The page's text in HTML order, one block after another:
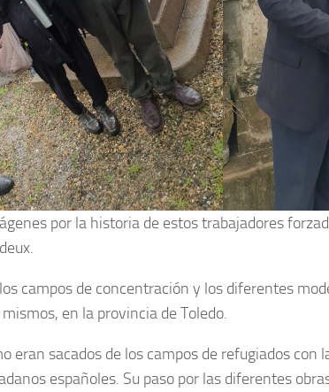
por la historia de estos trabajadores
campos de concentración y los diferentes
en la provincia de Toledo.
sacados de los campos de refugiados con
españoles. Su paso por las diferentes